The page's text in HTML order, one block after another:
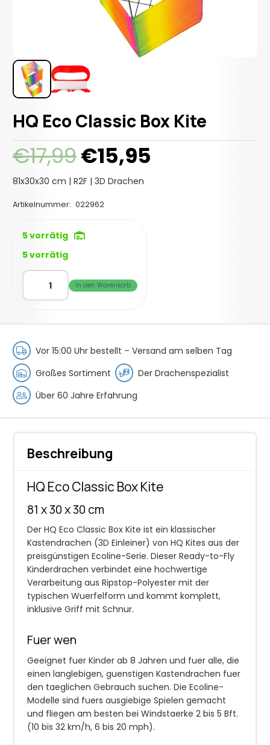
HQ Eco Classic Box Kite
€17,99Ursprünglicher
Preis
war:
€17,99
€15,95
81x30x30 cm | R2F | 3D Drachen
Artikelnummer: 022962
5 vorrätig
5 vorrätig
HQ
Classic
Menge
In den Warenkorb
Vor 15:00 Uhr bestellt – Versand am selben Tag
Großes Sortiment
Der Drachenspezialist
Über 60 Jahre Erfahrung
Beschreibung
HQ Eco Classic Box Kite
81 x 30 x 30 cm
Der HQ Eco Classic Box Kite ist ein klassischer
Kastendrachen (3D Einleiner) von HQ Kites aus der
preisgünstigen Ecoline-Serie. Dieser Ready-to-Fly
Kinderdrachen verbindet eine hochwertige
Verarbeitung aus Ripstop-Polyester mit der
typischen Wuerfelform und kommt komplett,
inklusive Griff mit Schnur.
Fuer wen
Geeignet fuer Kinder ab 8 Jahren und fuer alle, die
einen langlebigen, guenstigen Kastendrachen fuer
den taeglichen Gebrauch suchen. Die Ecoline-
Modelle sind fuers ausgiebige Spielen gemacht
und fliegen am besten bei Windstaerke 2 bis 5 Bft.
(10 bis 32 km/h, 6 bis 20 mph).